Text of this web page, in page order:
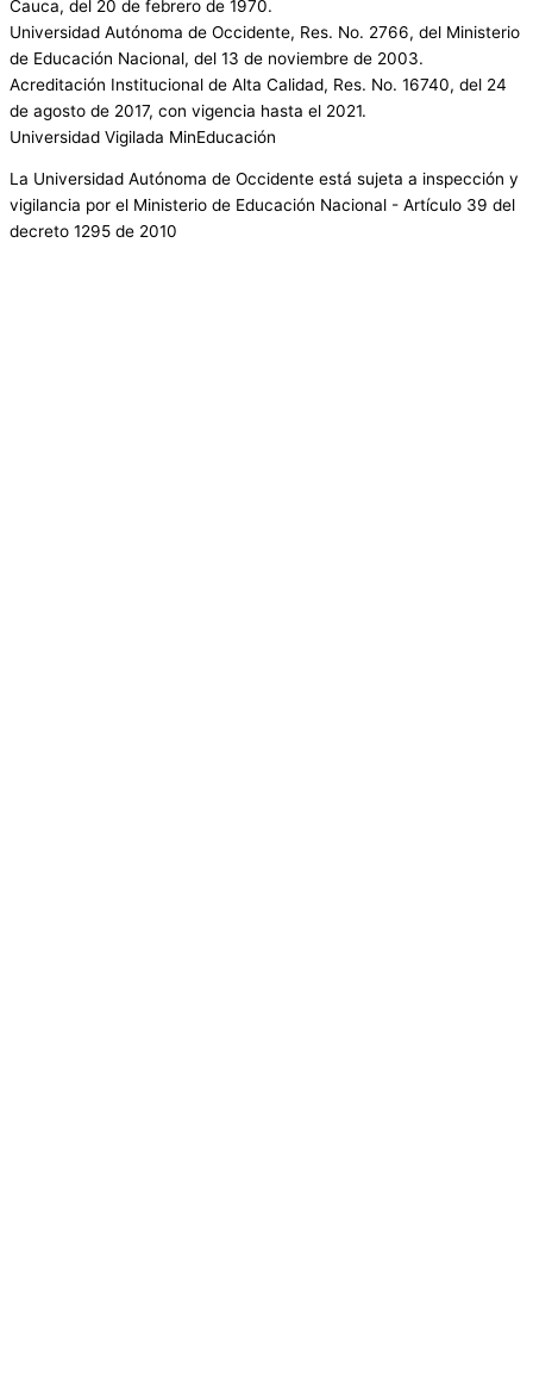
Cauca, del 20 de febrero de 1970.
Universidad Autónoma de Occidente, Res. No. 2766, del Ministerio
de Educación Nacional, del 13 de noviembre de 2003.
Acreditación Institucional de Alta Calidad, Res. No. 16740, del 24
de agosto de 2017, con vigencia hasta el 2021.
Universidad Vigilada MinEducación
La Universidad Autónoma de Occidente está sujeta a inspección y
vigilancia por el Ministerio de Educación Nacional - Artículo 39 del
decreto 1295 de 2010